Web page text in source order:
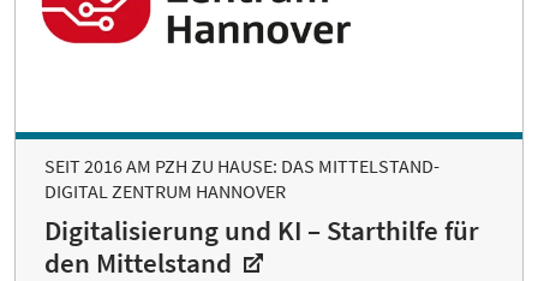
SEIT 2016 AM PZH ZU HAUSE: DAS MITTELSTAND-
DIGITAL ZENTRUM HANNOVER
Digitalisierung und KI – Starthilfe für
den Mittelstand